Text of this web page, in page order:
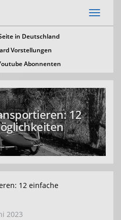
in Deutschland
Vorstellungen
Abonnenten
12
12 einfache
2023
Sonderangebote
Test 2024 haben wir alle
getestet und waren
es wieder großeBluefin
hier.